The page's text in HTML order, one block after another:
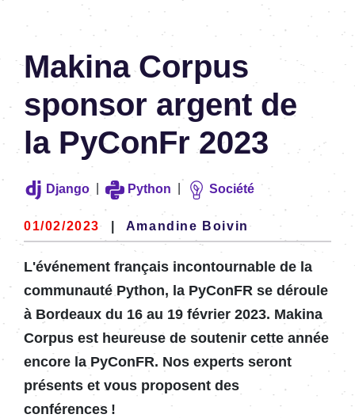
Makina Corpus
sponsor argent de
la PyConFr 2023
Django Python Société
01/02/2023 Amandine Boivin
L'événement français incontournable de la
communauté Python, la PyConFR se déroule
à Bordeaux du 16 au 19 février 2023. Makina
Corpus est heureuse de soutenir cette année
encore la PyConFR. Nos experts seront
présents et vous proposent des
conférences !